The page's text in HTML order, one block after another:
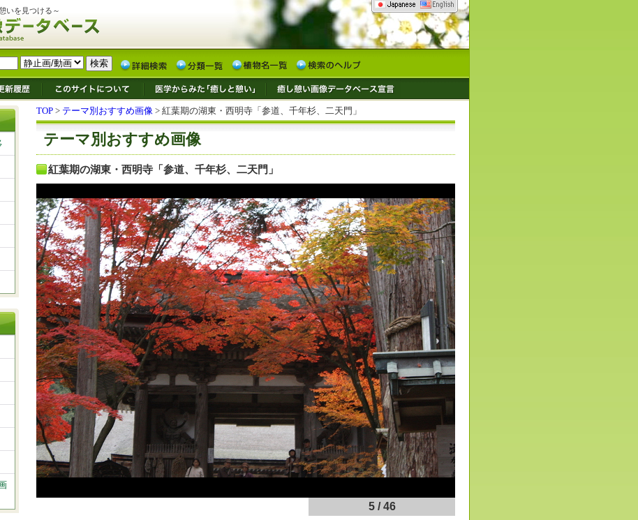
いを見つける～
TOP > テーマ別おすすめ画像 > 紅葉期の湖東・西明寺「参道、千年杉、二天門」
テーマ別おすすめ画像
紅葉期の湖東・西明寺「参道、千年杉、二天門」
5/46